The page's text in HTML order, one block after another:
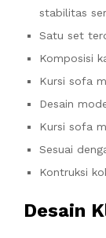
stabilitas
Satu set
Komposisi
Kursi sofa
Desain
Kursi sofa
Sesuai
Kontruksi
Desain